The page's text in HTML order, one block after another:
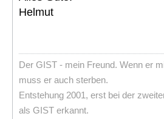
Helmut
Der GIST - mein Freund. Wenn er
muss er auch sterben.
Entstehung 2001, erst bei der
als GIST erkannt.